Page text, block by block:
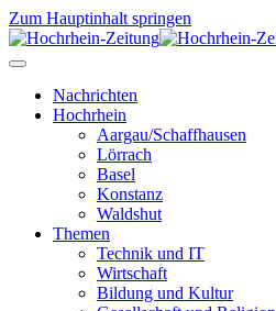
Zum Hauptinhalt springen
Nachrichten
Hochrhein
Aargau/Schaffhausen
Lörrach
Basel
Konstanz
Waldshut
Themen
Technik und IT
Wirtschaft
Bildung und Kultur